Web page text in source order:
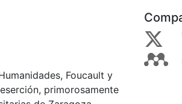
Foucault y
primorosamente